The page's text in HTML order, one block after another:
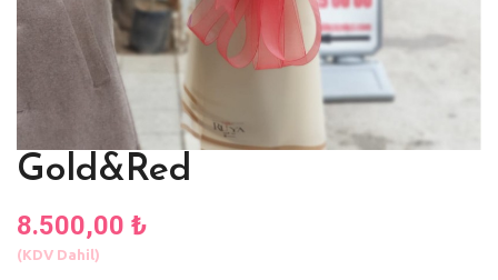
Gold&Red
8.500,00 ₺
(KDV Dahil)